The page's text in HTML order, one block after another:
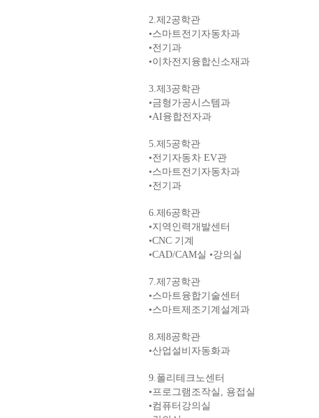
2.제 2공학관
•스마트전기 자동차과
•전기과
•이차전지융합신소재과
3.제 3공학관
•금형가공시스템과
•AI융합전자과
5.제 5공학관
•전기자동차 EV관
•스마트전기 자동차과
•전기과
6.제 6공학관
•지역인력개발센터
•CNC 기계
•CAD/CAM실 •강의실
7.제 7공학관
•스마트융합기술센터
•스마트제조기계설계과
8.제 8공학관
•산업설비자동화과
9.폴리테크노센터
•프로그램조작실 , 용접실
•컴퓨터강의실